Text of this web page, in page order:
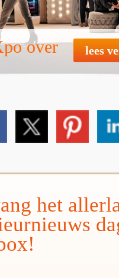
over lees
het